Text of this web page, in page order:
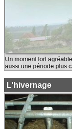
Un moment fort
aussi une période plus
L'hivernage